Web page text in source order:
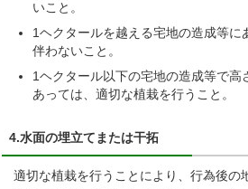
いこと。
1ヘクタールを越える宅地の造成等
伴わないこと。
1ヘクタール以下の宅地の造成等で
あっては、適切な植栽を行うこと。
4.水面の埋立てまたは干拓
適切な植栽を行うことにより、行為後の